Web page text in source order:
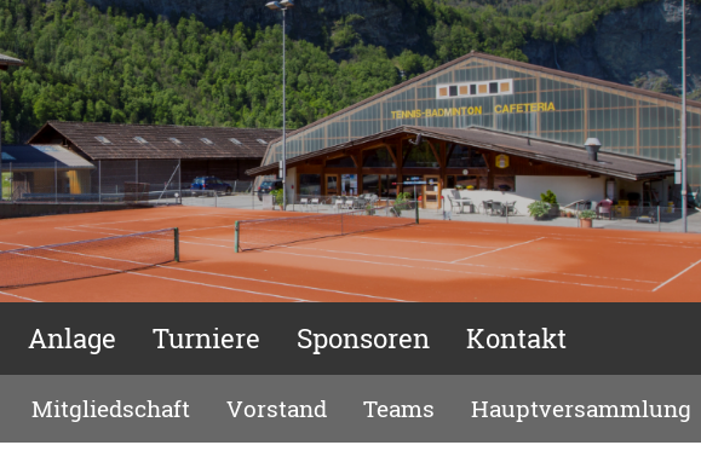
Anlage Turniere Sponsoren Kontakt
Mitgliedschaft Vorstand Teams Hauptversammlung